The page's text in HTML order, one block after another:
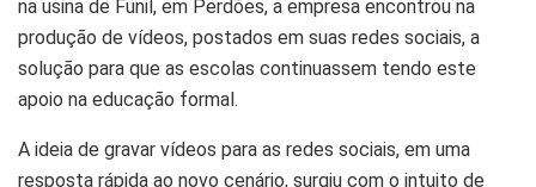
na usina de Funil, em Perdões, a empresa encontrou na
produção de vídeos, postados em suas redes sociais, a
solução para que as escolas continuassem tendo este
apoio na educação formal.
A ideia de gravar vídeos para as redes sociais, em uma
resposta rápida ao novo cenário, surgiu com o intuito de